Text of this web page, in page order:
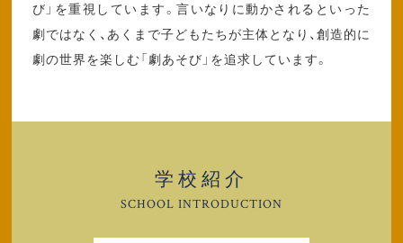
び」を重視しています。言いなりに動かされるといった
劇ではなく、あくまで子どもたちが主体となり、創造的に
劇の世界を楽しむ「劇あそび」を追求しています。
学校紹介
SCHOOL INTRODUCTION